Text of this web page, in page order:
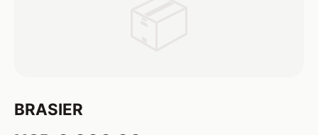
BRASIER